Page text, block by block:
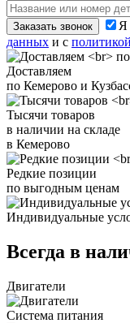
Заказать звонок Я
данных и с
Доставляем
по Кемерово и
Тысячи товаров
в наличии на складе
в Кемерово
Редкие позиции
по выгодным ценам
Индивидуальные
Всегда в
Двигатели
Система питания